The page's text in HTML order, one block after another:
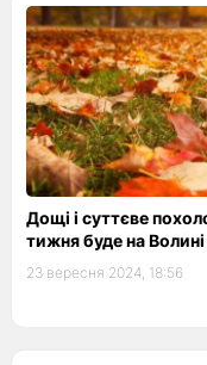
Дощі і суттєве
тижня буде на Волині
23 вересня 2024, 18:56